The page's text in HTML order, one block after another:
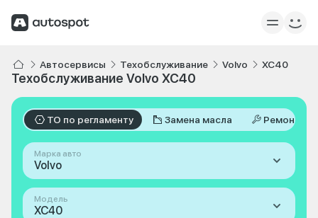
Автосервисы Техобслуживание Volvo XC40
Техобслуживание Volvo XC40
ТО по регламенту Замена масла Ремонт
Марка авто
Volvo
Модель
XC40